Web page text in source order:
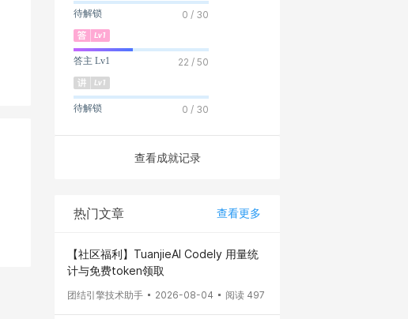
待解锁 0 / 30
答主 Lv1 22 / 50
待解锁 0 / 30
查看成就记录
热门文章 查看更多
【社区福利】TuanjieAI Codely 用量统
计与免费token领取
团结引擎技术助手 2026-08-04 阅读 497